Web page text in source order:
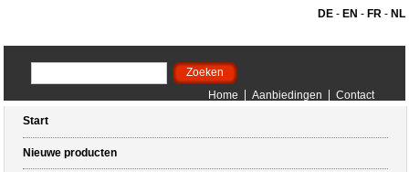
DE- EN - FR- NL
Home Aanbiedingen
Contact
Start
Nieuwe producten